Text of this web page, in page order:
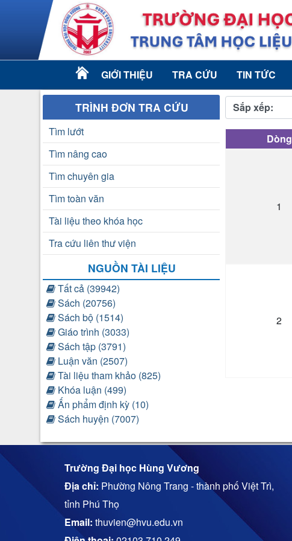
GIỚI THIỆU TRA CỨU TIN TỨC
TRÌNH ĐƠN TRA CỨU
Tìm lướt
Tìm nâng cao
Tìm chuyên gia
Tìm toàn văn
Tài liệu theo khóa học
Tra cứu liên thư viện
NGUỒN TÀI LIỆU
Tất cả (39942)
Sách (20756)
Sách bộ (1514)
Giáo trình (3033)
Sách tập (3791)
Luận văn (2507)
Tài liệu tham khảo (825)
Khóa luận (499)
Ấn phẩm định kỳ (10)
Sách huyện (7007)
Sắp xếp:
Dòng
1
2
Trường Đại học Hùng Vương
Địa chỉ: Phường Nông Trang - thành phố Việt Trì,
tỉnh Phú Thọ
Email: thuvien@hvu.edu.vn